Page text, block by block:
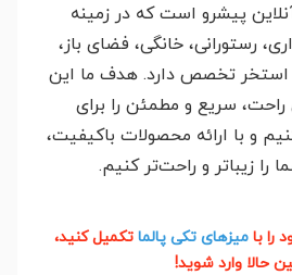
پیشرو است که در زمینه
رستورانی، خانگی، فضای باز،
تخصص دارد. هدف ما این
سریع و مطمئن را برای
و با ارائه محصولات باکیفیت،
را زیباتر و راحت‌تر کنیم.
را با میزهای تکی پالما تکمیل کنید،
حالا وارد شوید!